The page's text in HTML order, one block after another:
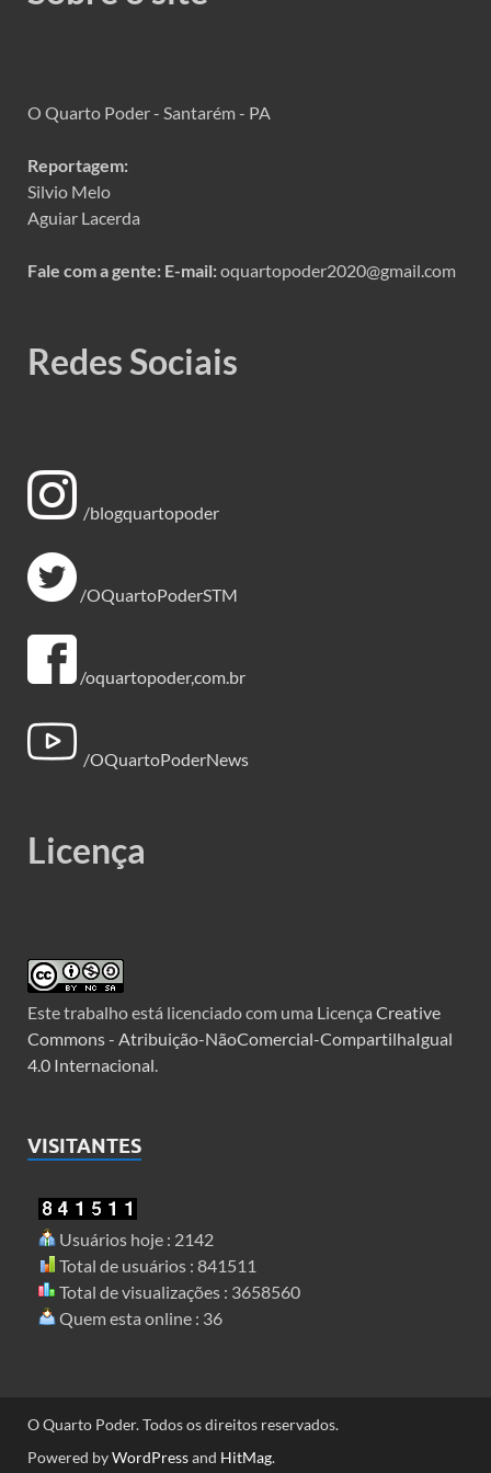
O Quarto Poder - Santarém - PA
Reportagem:
Silvio Melo
Aguiar Lacerda
Fale com a gente: E-mail:oquartopoder2020@gmail.com
Redes Sociais
/blogquartopoder
/OQuartoPoderSTM
/oquartopoder,com.br
/OQuartoPoderNews
Licença
Este trabalho está licenciado com uma Licença Creative
Commons - Atribuição-NãoComercial-CompartilhaIgual
4.0 Internacional
VISITANTES
Usuários hoje : 2142
Total de usuários : 841511
Total de visualizações : 3658560
Quem esta online : 36
O Quarto Poder. Todos os direitos reservados.
Powered byWordPressand HitMag.